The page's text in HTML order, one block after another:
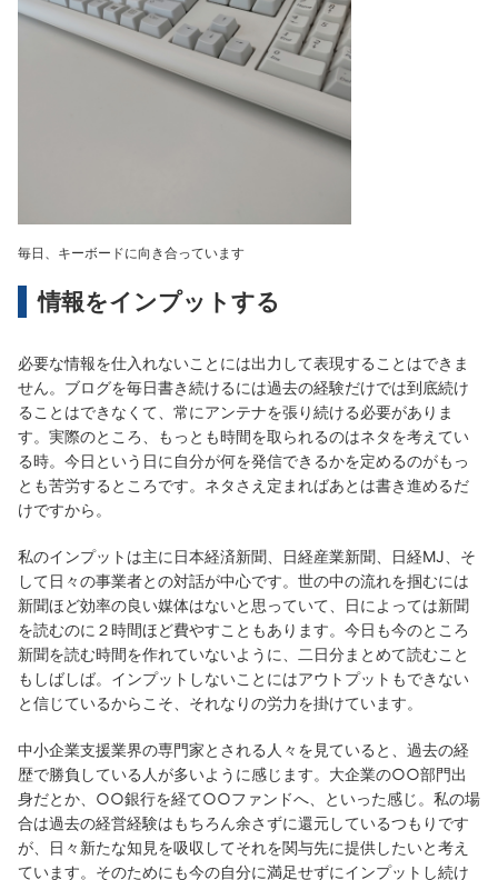
毎日、キーボードに向き合っています
情報をインプットする
必要な情報を仕入れないことには出力して表現することはできま
せん。ブログを毎日書き続けるには過去の経験だけでは到底続け
ることはできなくて、常にアンテナを張り続ける必要がありま
す。実際のところ、もっとも時間を取られるのはネタを考えてい
る時。今日という日に自分が何を発信できるかを定めるのがもっ
とも苦労するところです。ネタさえ定まればあとは書き進めるだ
けですから。
私のインプットは主に日本経済新聞、日経産業新聞、日経MJ、そ
して日々の事業者との対話が中心です。世の中の流れを掴むには
新聞ほど効率の良い媒体はないと思っていて、日によっては新聞
を読むのに２時間ほど費やすこともあります。今日も今のところ
新聞を読む時間を作れていないように、二日分まとめて読むこと
もしばしば。インプットしないことにはアウトプットもできない
と信じているからこそ、それなりの労力を掛けています。
中小企業支援業界の専門家とされる人々を見ていると、過去の経
歴で勝負している人が多いように感じます。大企業の○○部門出
身だとか、○○銀行を経て○○ファンドへ、といった感じ。私の場
合は過去の経営経験はもちろん余さずに還元しているつもりです
が、日々新たな知見を吸収してそれを関与先に提供したいと考え
ています。そのためにも今の自分に満足せずにインプットし続け